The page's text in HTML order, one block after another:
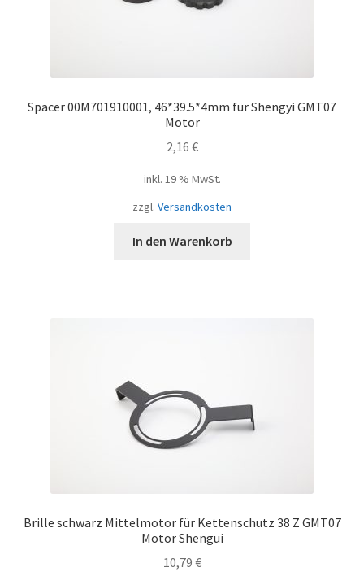
Spacer 00M701910001, 46*39.5*4mm für Shengyi GMT07
Motor
2,16 €
inkl. 19 % MwSt.
zzgl. Versandkosten
In den Warenkorb
Brille schwarz Mittelmotor für Kettenschutz 38 Z GMT07
Motor Shengui
10,79 €